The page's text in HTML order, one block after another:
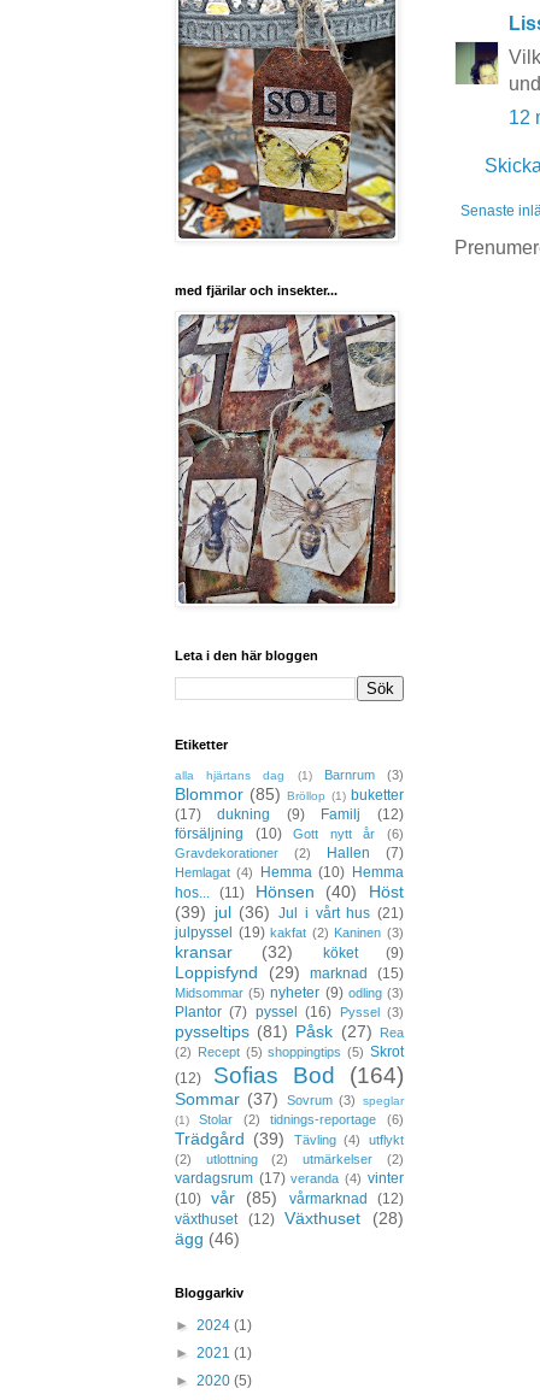
12
Senaste
med fjärilar och insekter...
Leta i den här bloggen
Etiketter
alla hjärtans dag (1) Barnrum (3)
Blommor (85) Bröllop (1) buketter
(17)
dukning (9) Familj
(12)
försäljning
(10) Gott nytt år
(6)
Gravdekorationer
(2) Hallen (7)
Hemlagat (4) Hemma (10) Hemma
hos...
(11) Hönsen (40)
Höst
(39) jul (36) Jul i vårt hus (21)
julpyssel
(19) kakfat (2) Kaninen (3)
kransar (32) köket (9)
Loppisfynd (29) marknad (15)
Midsommar (5) nyheter (9) odling (3)
Plantor (7) pyssel (16) Pyssel (3)
pysseltips (81) Påsk (27)
Rea
(2) Recept (5) shoppingtips (5) Skrot
(12)
Sofias Bod (164)
Sommar (37) Sovrum (3)
speglar
(1)
Stolar (2) tidnings-reportage (6)
Trädgård (39) Tävling (4)
utflykt
(2)
utlottning (2) utmärkelser (2)
vardagsrum (17) veranda (4) vinter
(10) vår (85) vårmarknad
(12)
växthuset
(12) Växthuset
(28)
ägg (46)
Bloggarkiv
► 2024 (1)
► 2021 (1)
► 2020 (5)